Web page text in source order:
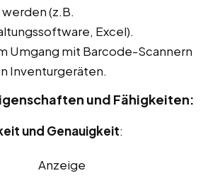
(z.B.
Excel).
Umgang mit Barcode-Scannern
Inventurgeräten.
und Fähigkeiten:
und Genauigkeit:
Anzeige